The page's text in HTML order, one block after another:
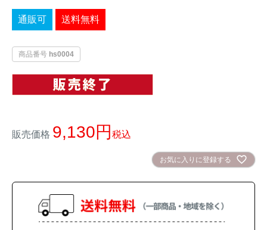
通販可 送料無料
商品番号 hs0004
販売価格 9,130 税込
お気に入りに登録する
サル対策
ハクビシン対策
アナグマ対策
ブラックバス・